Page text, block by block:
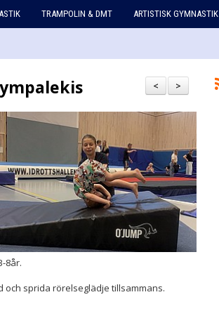
TRAMPOLIN & DMT ARTISTISK GYMNASTIK
>
<
8år.
och sprida rörelseglädje tillsammans.